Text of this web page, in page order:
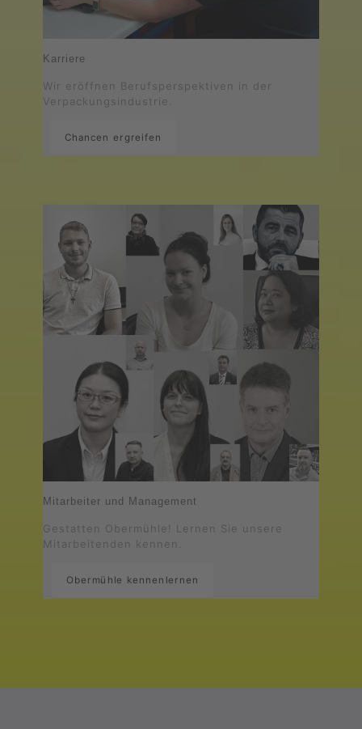
Karriere
Wir eröffnen Berufsperspektiven in der
Verpackungsindustrie.
Chancen ergreifen
Mitarbeiter und Management
Gestatten Obermühle! Lernen Sie unsere
Mitarbeitenden kennen.
Obermühle kennenlernen